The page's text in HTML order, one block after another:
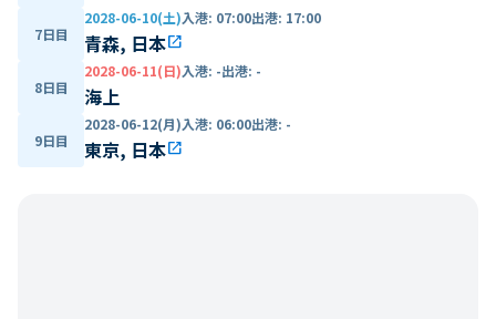
7日目
2028-06-10(土)入港: 07:00出港: 17:00
青森, 日本open_in_new
8日目
2028-06-11(日)入港: -出港: -
海上
9日目
2028-06-12(月)入港: 06:00出港: -
東京, 日本open_in_new